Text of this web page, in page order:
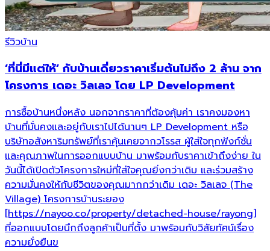
รีวิวบ้าน
‘ที่นี่มีแต่ให้’ กับบ้านเดี่ยวราคาเริ่มต้นไม่ถึง 2 ล้าน จาก
โครงการ เดอะ วิลเลจ โดย LP Development
การซื้อบ้านหนึ่งหลัง นอกจากราคาที่ต้องคุ้มค่า เราคงมองหา
บ้านที่มั่นคงและอยู่กับเราไปได้นานๆ LP Development หรือ
บริษัทอสังหาริมทรัพย์ที่เราคุ้นเคยจากวโรรส ผู้ใส่ใจทุกฟังก์ชั่น
และคุณภาพในการออกแบบบ้าน มาพร้อมกับราคาเข้าถึงง่าย ใน
วันนี้ได้เปิดตัวโครงการใหม่ที่ใส่ใจคุณยิ่งกว่าเดิม และร่วมสร้าง
ความมั่นคงให้กับชีวิตของคุณมากกว่าเดิม เดอะ วิลเลจ (The
Village) โครงการบ้านระยอง
[https://nayoo.co/property/detached-house/rayong]
ที่ออกแบบโดยนึกถึงลูกค้าเป็นที่ตั้ง มาพร้อมกับวิสัยทัศน์เรื่อง
ความยั่งยืนข